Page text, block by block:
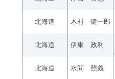
北海道 木村 健一郎
北海道 伊東 政利
北海道 水間 照義